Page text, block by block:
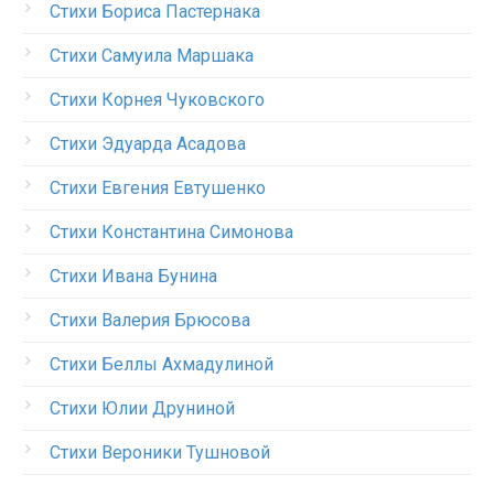
Стихи Бориса Пастернака
Стихи Самуила Маршака
Стихи Корнея Чуковского
Стихи Эдуарда Асадова
Стихи Евгения Евтушенко
Стихи Константина Симонова
Стихи Ивана Бунина
Стихи Валерия Брюсова
Стихи Беллы Ахмадулиной
Стихи Юлии Друниной
Стихи Вероники Тушновой